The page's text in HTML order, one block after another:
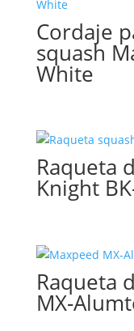
Cordaje
squash
White
Raqueta
Knight
Raqueta
MX-